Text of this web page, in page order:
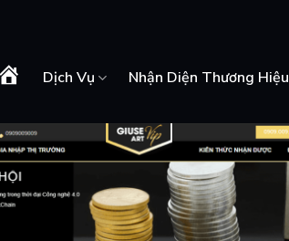
Trang Dịch Vụ Nhận Diện Thương Hiệu